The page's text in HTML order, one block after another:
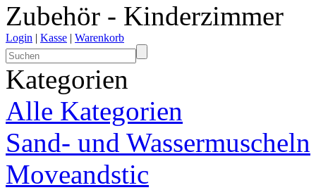
Zubehör - Kinderzimmer
Login | Kasse | Warenkorb
Kategorien
Alle Kategorien
Sand- und Wassermuscheln
Moveandstic